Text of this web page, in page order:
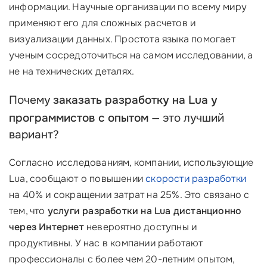
информации. Научные организации по всему миру
применяют его для сложных расчетов и
визуализации данных. Простота языка помогает
ученым сосредоточиться на самом исследовании, а
не на технических деталях.
Почему заказать разработку на Lua у
программистов с опытом — это лучший
вариант?
Согласно исследованиям, компании, использующие
Lua, сообщают о повышениискорости разработки
на 40% и сокращении затрат на 25%. Это связано с
тем, что услуги разработки на Lua дистанционно
через Интернетневероятно доступны и
продуктивны. У нас в компании работают
профессионалы с более чем 20-летним опытом,